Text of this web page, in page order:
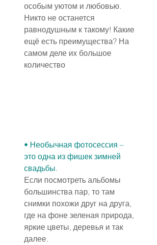
особым уютом и любовью.
Никто не останется
равнодушным к такому! Какие
ещё есть преимущества? На
самом деле их большое
количество
• Необычная фотосессия –
это одна из фишек зимней
свадьбы.
Если посмотреть альбомы
большинства пар, то там
снимки похожи друг на друга,
где на фоне зеленая природа,
яркие цветы, деревья и так
далее.